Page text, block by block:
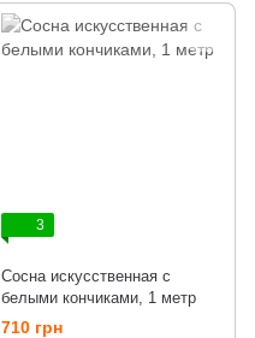
3
Сосна искусственная с
белыми кончиками, 1 метр
710 грн